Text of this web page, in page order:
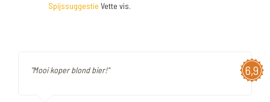
Spijssuggestie Vette vis.
6,9
"Mooi koper blond bier!"